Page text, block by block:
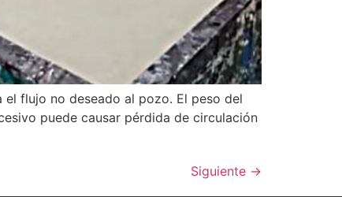
el flujo no deseado al pozo. El peso del
puede causar pérdida de circulación
Siguiente →